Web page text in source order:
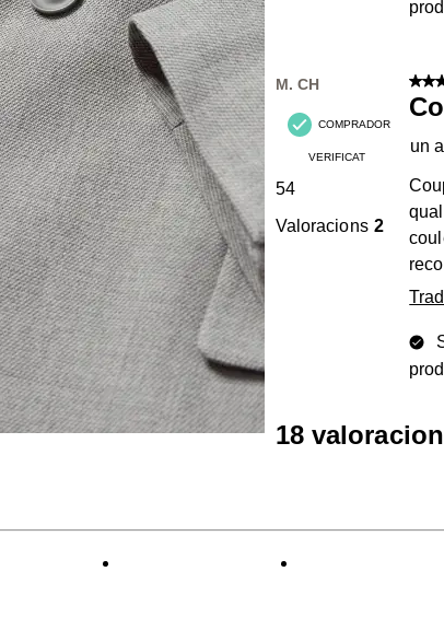
M. CH
COMPRADOR
VERIFICAT
54
Valoracions 2
5 de
un
18